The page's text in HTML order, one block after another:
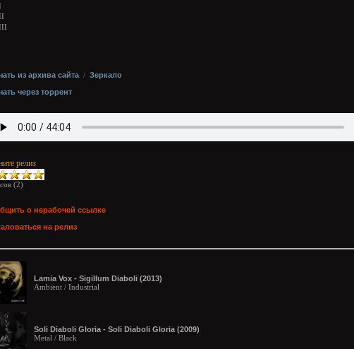
из архива сайта / Зеркало
через торрент
релиз
(2)
о нерабочей ссылке
на релиз
Lamia Vox - Sigillum Diaboli (2013)
Ambient / Industrial
Soli Diaboli Gloria - Soli Diaboli Gloria (2009)
Metal / Black